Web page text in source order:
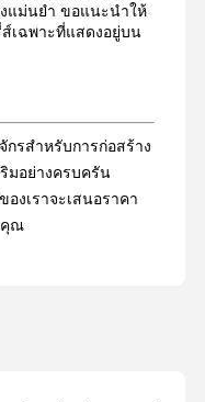
แม่นยำ ขอแนะนำให้
เฉพาะที่แสดงอยู่บน
กรสำหรับการก่อสร้าง
มอย่างครบครัน
งเราจะเสนอราคา
คุณ